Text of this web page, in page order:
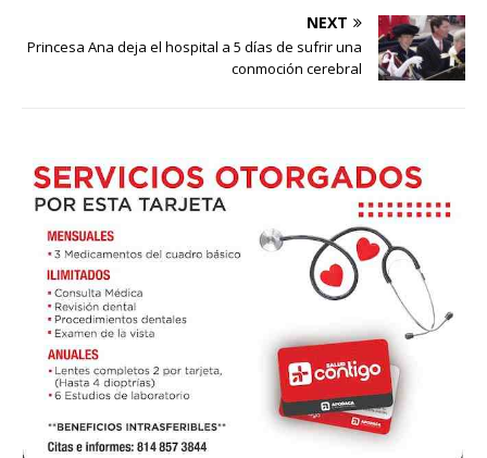
NEXT
Princesa Ana deja el hospital a 5 días de sufrir una
conmoción cerebral